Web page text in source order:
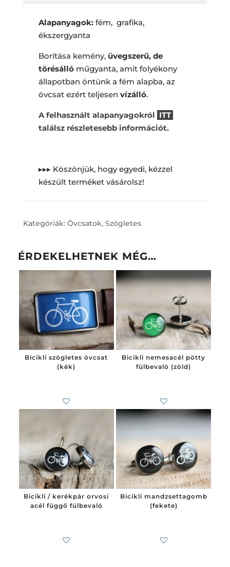
Alapanyagok:fém, grafika,
ékszergyanta
Borítása kemény, üvegszerű, de
törésállóműgyanta, amit folyékony
állapotban öntünk a fém alapba, az
övcsat ezért teljesen vízálló.
A felhasznált alapanyagokról ITT
találsz részletesebb információt.
▸▸▸ Köszönjük, hogy egyedi, kézzel
készült terméket vásárolsz!
Kategóriák: Övcsatok, Szögletes
ÉRDEKELHETNEK MÉG…
Bicikli szögletes övcsat
(kék)
Bicikli nemesacél pötty
fülbevaló (zöld)
Bicikli / kerékpár orvosi
acél függő fülbevaló
Bicikli mandzsettagomb
(fekete)